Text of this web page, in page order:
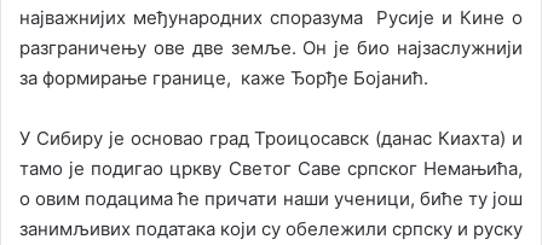
најважнијих међународних споразума Русије и Кине о
разграничењу ове две земље. Он је био најзаслужнији
за формирање границе, каже Ђорђе Бојанић.
У Сибиру је основао град Троицосавск (данас Киахта) и
тамо је подигао цркву Светог Саве српског Немањића,
о овим подацима ће причати наши ученици, биће ту још
занимљивих података који су обележили српску и руску